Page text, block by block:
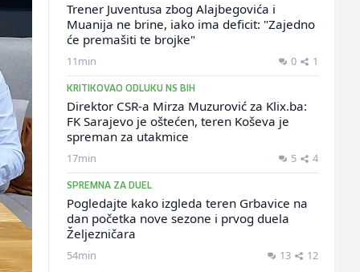
Trener Juventusa zbog Alajbegovića i
Muanija ne brine, iako ima deficit: "Zajedno
će premašiti te brojke"
11min 0 1
KRITIKOVAO ODLUKU NS BIH
Direktor CSR-a Mirza Muzurović za Klix.ba:
FK Sarajevo je oštećen, teren Koševa je
spreman za utakmice
17min 5 4
SPREMNA ZA DUEL
Pogledajte kako izgleda teren Grbavice na
dan početka nove sezone i prvog duela
Željezničara
54min 13 12